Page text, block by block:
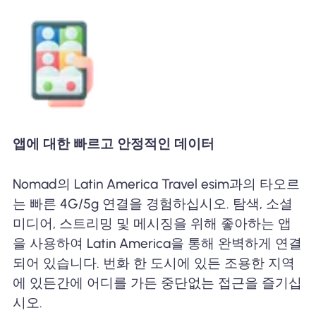
앱에 대한 빠르고 안정적인 데이터
Nomad의 Latin America Travel esim과의 타오르
는 빠른 4G/5g 연결을 경험하십시오. 탐색, 소셜
미디어, 스트리밍 및 메시징을 위해 좋아하는 앱
을 사용하여 Latin America을 통해 완벽하게 연결
되어 있습니다. 번화 한 도시에 있든 조용한 지역
에 있든간에 어디를 가든 중단없는 접근을 즐기십
시오.